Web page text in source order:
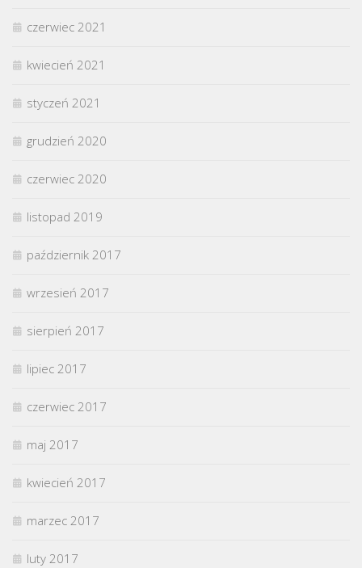
czerwiec 2021
kwiecień 2021
styczeń 2021
grudzień 2020
czerwiec 2020
listopad 2019
październik 2017
wrzesień 2017
sierpień 2017
lipiec 2017
czerwiec 2017
maj 2017
kwiecień 2017
marzec 2017
luty 2017